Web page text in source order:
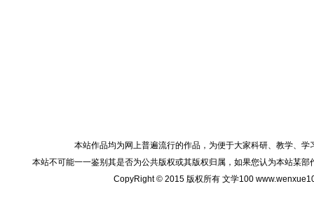
本站作品均为网上普遍流行的作品，为便于大家科研、教学、
本站不可能一一鉴别其是否为公共版权或其版权归属，如果您认为本站某
CopyRight © 2015 版权所有 文学100